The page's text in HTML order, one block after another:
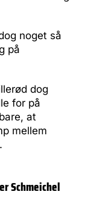
noget så
på
dog
for på
at
mellem
Schmeichel